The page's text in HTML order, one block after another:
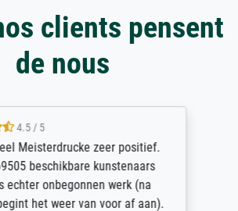
clients pensent
de nous
4.5 / 5
Meisterdrucke zeer positief.
beschikbare kunstenaars
echter onbegonnen werk (na
het weer van voor af aan).